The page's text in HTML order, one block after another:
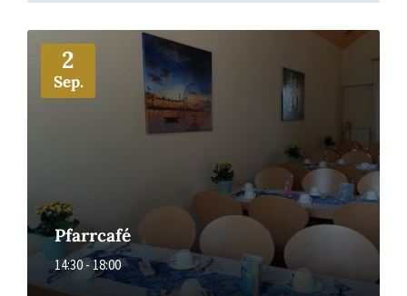
2
Sep.
Pfarrcafé
14:30 - 18:00
More